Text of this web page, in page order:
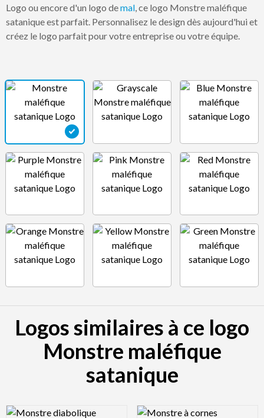
Logo ou encore d'un logo demal, ce logo Monstre maléfique
satanique est parfait. Personnalisez le design dès aujourd'hui et
créez le logo parfait pour votre entreprise ou votre équipe.
Logos similaires à ce logo
Monstre maléfique
satanique
Logo Preview Image Logo Preview Image